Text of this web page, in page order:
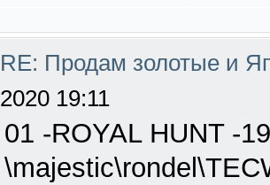
RE: Продам золотые и
2020 19:11
01 -ROYAL HUNT -